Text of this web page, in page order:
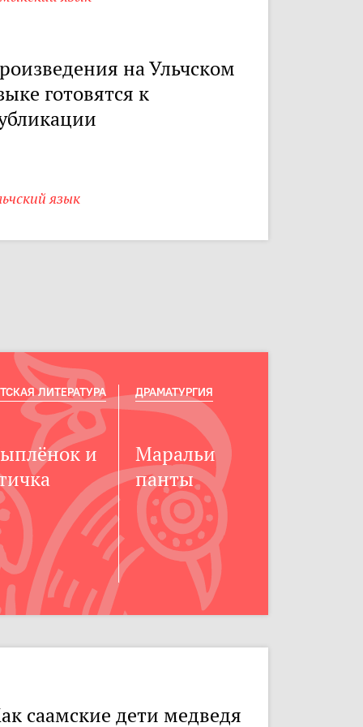
на Ульчском
готовятся к
язык
и
ЛИТЕРАТУРА
Маральи
панты
ДРАМАТУРГИЯ
саамские дети медведя